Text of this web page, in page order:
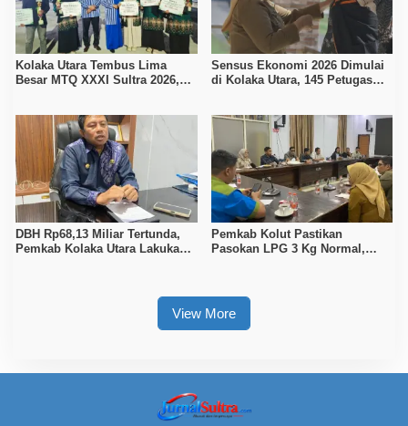
Kolaka Utara Tembus Lima
Besar MTQ XXXI Sultra 2026,
Sensus Ekonomi 2026 Dimulai
di Kolaka Utara, 145 Petugas
DBH Rp68,13 Miliar Tertunda,
Pemkab Kolaka Utara Lakukan
Pemkab Kolut Pastikan
Pasokan LPG 3 Kg Normal,
View More